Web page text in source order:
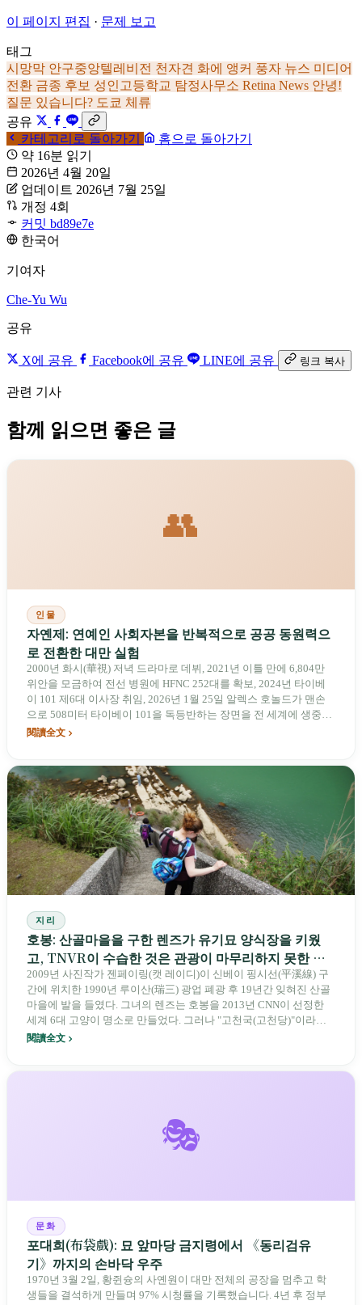
이 페이지 편집 · 문제 보고
태그
시망막 안구중앙텔레비전 천자견 화에 앵커 풍자 뉴스 미디어
전환 금종 후보 성인고등학교 탐정사무소 Retina News 안녕!
질문 있습니다? 도쿄 체류
공유
카테고리로 돌아가기
홈으로 돌아가기
약 16분 읽기
2026년 4월 20일
업데이트 2026년 7월 25일
개정 4회
커밋 bd89e7e
한국어
기여자
Che-Yu Wu
공유
X에 공유 Facebook에 공유 LINE에 공유 링크 복사
관련 기사
함께 읽으면 좋은 글
👥
인물
자옌제: 연예인 사회자본을 반복적으로 공공 동원력으
로 전환한 대만 실험
2000년 화시(華視) 저녁 드라마로 데뷔, 2021년 이틀 만에 6,804만
위안을 모금하여 전선 병원에 HFNC 252대를 확보, 2024년 타이베
이 101 제6대 이사장 취임, 2026년 1월 25일 알렉스 호놀드가 맨손
으로 508미터 타이베이 101을 독등반하는 장면을 전 세계에 생중계
하게 한 것까지—자옌제가 걸어온 길은 대만에 전례가 없는 것이었
큰 동원으로 응답한다.
閱讀全文
지리
호봉: 산골마을을 구한 렌즈가 유기묘 양식장을 키웠
고, TNVR이 수습한 것은 관광이 마무리하지 못한 선
의였다
2009년 사진작가 젠페이링(캣 레이디)이 신베이 핑시선(平溪線) 구
간에 위치한 1990년 루이산(瑞三) 광업 폐광 후 19년간 잊혀진 산골
마을에 발을 들였다. 그녀의 렌즈는 호봉을 2013년 CNN이 선정한
세계 6대 고양이 명소로 만들었다. 그러나 "고천국(고천당)"이라는
이름은 대만 최대 유기묘 양식장을 낳았다 — 2012년 고양이 전염병
로 지탱한 지역 창생 모델"이었다.
閱讀全文
🎭
문화
포대희(布袋戲): 묘 앞마당 금지령에서 《동리검유
기》까지의 손바닥 우주
1970년 3월 2일, 황쥔슝의 사옌원이 대만 전체의 공장을 멈추고 학
생들을 결석하게 만들며 97% 시청률을 기록했습니다. 4년 후 정부